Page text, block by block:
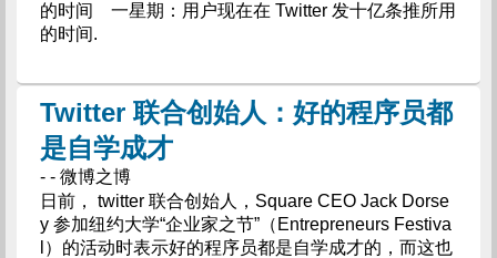
的时间 一星期：用户现在在 Twitter 发十亿条推所用
的时间.
Twitter 联合创始人：好的程序员都
是自学成才
- - 微博之博
日前， twitter 联合创始人，Square CEO Jack Dorse
y 参加纽约大学“企业家之节”（Entrepreneurs Festiva
l）的活动时表示好的程序员都是自学成才的，而这也